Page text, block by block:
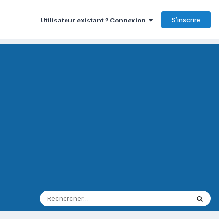
Utilisateur existant ? Connexion S’inscrire